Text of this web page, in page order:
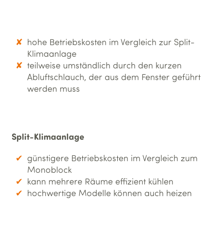
hohe Betriebskosten im Vergleich zur Split-
Klimaanlage
teilweise umständlich durch den kurzen
Abluftschlauch, der aus dem Fenster geführt
werden muss
Split-Klimaanlage
günstigere Betriebskosten im Vergleich zum
Monoblock
kann mehrere Räume effizient kühlen
hochwertige Modelle können auch heizen